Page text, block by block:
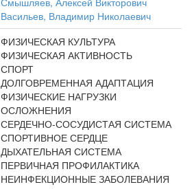
Васильев, Владимир Николаевич
ФИЗИЧЕСКАЯ КУЛЬТУРА
ФИЗИЧЕСКАЯ АКТИВНОСТЬ
СПОРТ
ДОЛГОВРЕМЕННАЯ АДАПТАЦИЯ
ФИЗИЧЕСКИЕ НАГРУЗКИ
ОСЛОЖНЕНИЯ
СЕРДЕЧНО-СОСУДИСТАЯ СИСТЕМА
СПОРТИВНОЕ СЕРДЦЕ
ДЫХАТЕЛЬНАЯ СИСТЕМА
ПЕРВИЧНАЯ ПРОФИЛАКТИКА
НЕИНФЕКЦИОННЫЕ ЗАБОЛЕВАНИЯ